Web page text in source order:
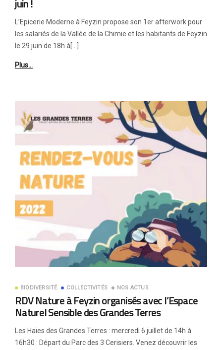
juin !
L’Epicerie Moderne à Feyzin propose son 1er afterwork pour
les salariés de la Vallée de la Chimie et les habitants de Feyzin
le 29 juin de 18h à[…]
Plus…
BIODIVERSITÉ COLLECTIVITÉS NOS ACTUS
RDV Nature à Feyzin organisés avec l’Espace
Naturel Sensible des Grandes Terres
Les Haies des Grandes Terres : mercredi 6 juillet de 14h à
16h30 : Départ du Parc des 3 Cerisiers. Venez découvrir les